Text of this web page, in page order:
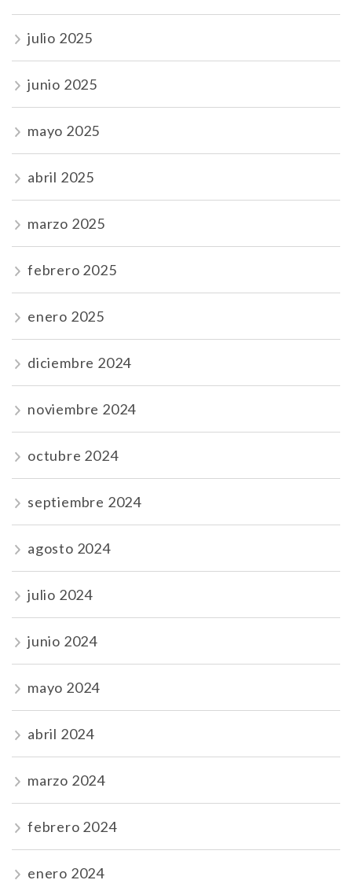
julio 2025
junio 2025
mayo 2025
abril 2025
marzo 2025
febrero 2025
enero 2025
diciembre 2024
noviembre 2024
octubre 2024
septiembre 2024
agosto 2024
julio 2024
junio 2024
mayo 2024
abril 2024
marzo 2024
febrero 2024
enero 2024